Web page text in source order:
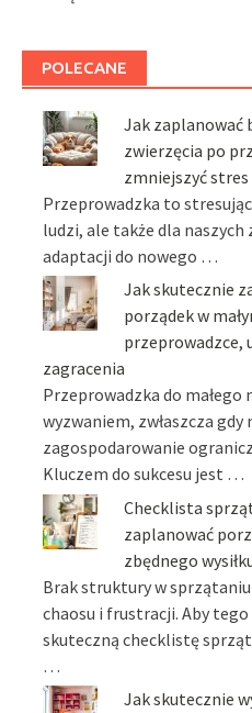
POLECANE
Jak zaplanować
zwierzęcia po
zmniejszyć stres
Przeprowadzka to
ludzi, ale także dla
adaptacji do nowego …
Jak skutecznie
porządek w
przeprowadzce,
zagracenia
Przeprowadzka do małego
wyzwaniem, zwłaszcza
zagospodarowanie
Kluczem do sukcesu jest …
Checklista
zaplanować
zbędnego
Brak struktury w
chaosu i frustracji. Aby
skuteczną checklistę
…
Jak skutecznie